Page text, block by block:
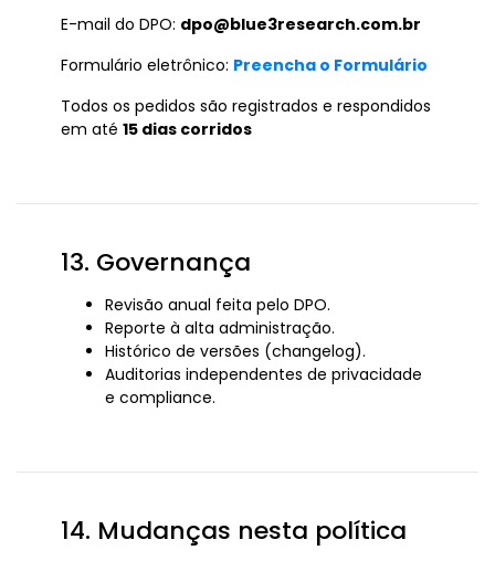
E-mail do DPO: dpo@blue3research.com.br
Formulário eletrônico: Preencha o Formulário
Todos os pedidos são registrados e respondidos
em até 15 dias corridos
13. Governança
Revisão anual feita pelo DPO.
Reporte à alta administração.
Histórico de versões (changelog).
Auditorias independentes de privacidade
e compliance.
14. Mudanças nesta política